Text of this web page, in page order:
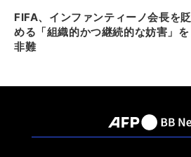
FIFA、インファンティーノ会長を貶
める「組織的かつ継続的な妨害」を
非難